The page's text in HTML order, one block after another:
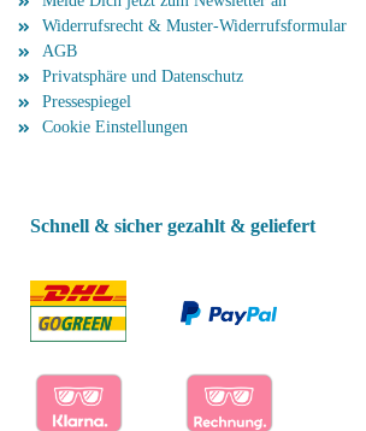
Widerrufsrecht & Muster-Widerrufsformular
AGB
Privatsphäre und Datenschutz
Pressespiegel
Cookie Einstellungen
Schnell & sicher gezahlt & geliefert